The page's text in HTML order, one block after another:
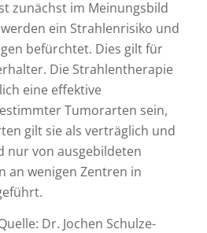
zunächst im Meinungsbild
ein Strahlenrisiko und
befürchtet. Dies gilt für
Die Strahlentherapie
eine effektive
Tumorarten sein,
gilt sie als verträglich und
nur von ausgebildeten
an wenigen Zentren in
Dr. Jochen Schulze-